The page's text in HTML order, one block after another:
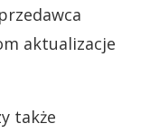
aktualizacje
także